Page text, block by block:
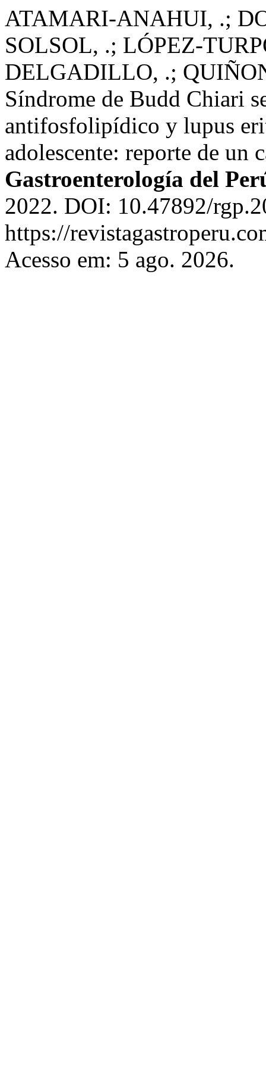
ATAMARI-ANAHUI, .;
SOLSOL, .; LÓPEZ-
DELGADILLO, .;
Síndrome de Budd Chiari
antifosfolipídico y lupus
adolescente: reporte de un
Gastroenterología del
2022. DOI: 10.47892/
https://
Acesso em: 5 ago. 2026.